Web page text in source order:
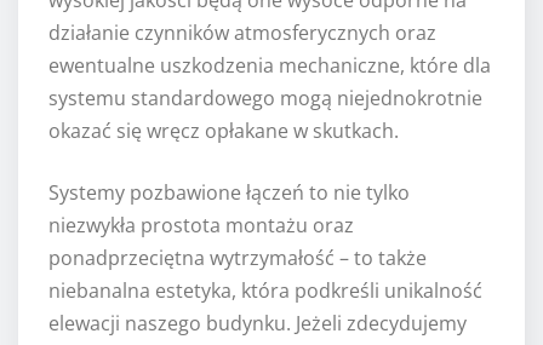
działanie czynników atmosferycznych oraz
ewentualne uszkodzenia mechaniczne, które dla
systemu standardowego mogą niejednokrotnie
okazać się wręcz opłakane w skutkach.
Systemy pozbawione łączeń to nie tylko
niezwykła prostota montażu oraz
ponadprzeciętna wytrzymałość – to także
niebanalna estetyka, która podkreśli unikalność
elewacji naszego budynku. Jeżeli zdecydujemy